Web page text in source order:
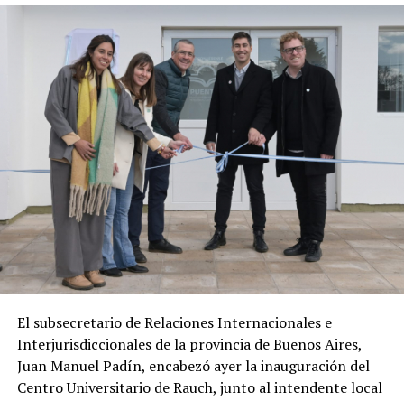
El subsecretario de Relaciones Internacionales e
Interjurisdiccionales de la provincia de Buenos Aires,
Juan Manuel Padín, encabezó ayer la inauguración del
Centro Universitario de Rauch, junto al intendente local